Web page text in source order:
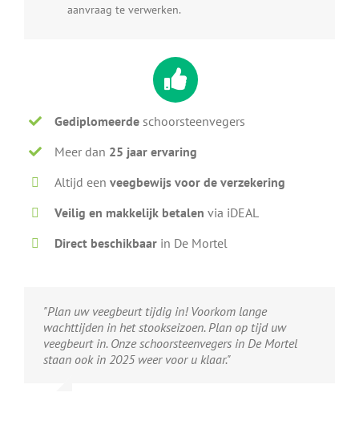
aanvraag te verwerken.
Gediplomeerde schoorsteenvegers
Meer dan 25 jaar ervaring
Altijd eenveegbewijs voor de verzekering
Veilig en makkelijk betalen via iDEAL
Direct beschikbaar in De Mortel
"Plan uw veegbeurt tijdig in! Voorkom lange
wachttijden in het stookseizoen. Plan op tijd uw
veegbeurt in. Onze schoorsteenvegers in De Mortel
staan ook in 2025 weer voor u klaar."